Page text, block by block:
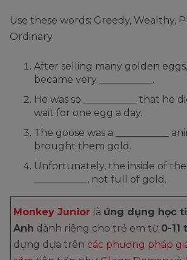
Use these words: Greedy, Wealthy,
Ordinary
After selling many golden
became very ___________.
He was so ___________ that he
wait for one egg a day.
The goose was a ___________
brought them gold.
Unfortunately, the inside of the
___________, not full of gold.
Monkey Junior là ứng dụng học
Anh dành riêng cho trẻ em từ 0-11
dựng dựa trên các phương pháp